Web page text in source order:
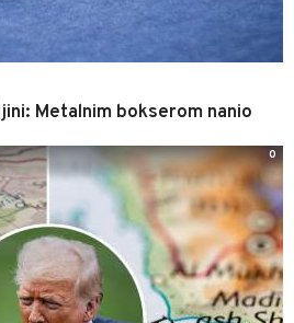
Metalnim bokserom nanio
0